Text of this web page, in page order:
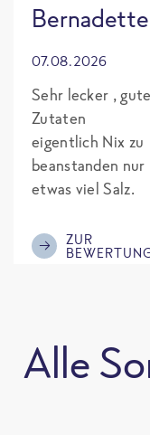
Bernadette
07.08.2026
Sehr lecker , gute
Zutaten
eigentlich Nix zu
beanstanden nur
etwas viel Salz.
ZUR
Alle